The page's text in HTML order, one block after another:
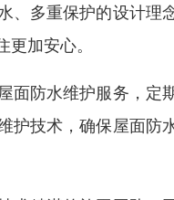
多重保护的设计理
加安心。
面防水维护服务，定
技术，确保屋面防